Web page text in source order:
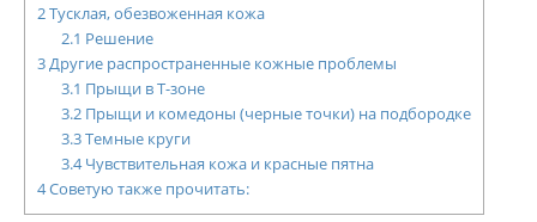
2Тусклая, обезвоженная кожа
2.1 Решение
3Другие распространенные кожные проблемы
3.1 Прыщи в Т-зоне
3.2Прыщи и комедоны (черные точки) на подбородке
3.3Темные круги
3.4Чувствительная кожа и красные пятна
4Советую также прочитать: